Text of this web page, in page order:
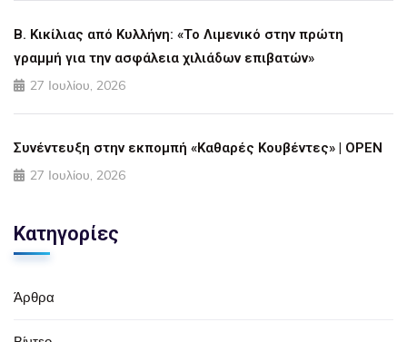
Β. Κικίλιας από Κυλλήνη: «Το Λιμενικό στην πρώτη
γραμμή για την ασφάλεια χιλιάδων επιβατών»
27 Ιουλίου, 2026
Συνέντευξη στην εκπομπή «Καθαρές Κουβέντες» | OPEN
27 Ιουλίου, 2026
Κατηγορίες
Άρθρα